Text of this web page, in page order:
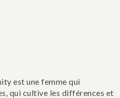
est une femme qui
qui cultive les différences et